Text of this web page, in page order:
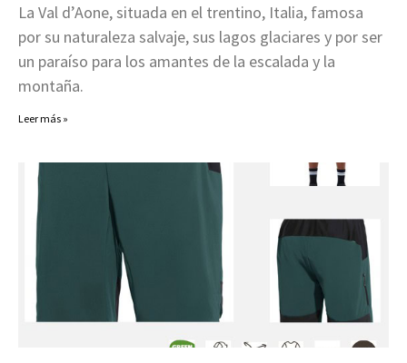
La Val d’Aone, situada en el trentino, Italia, famosa
por su naturaleza salvaje, sus lagos glaciares y por ser
un paraíso para los amantes de la escalada y la
montaña.
Leer más »